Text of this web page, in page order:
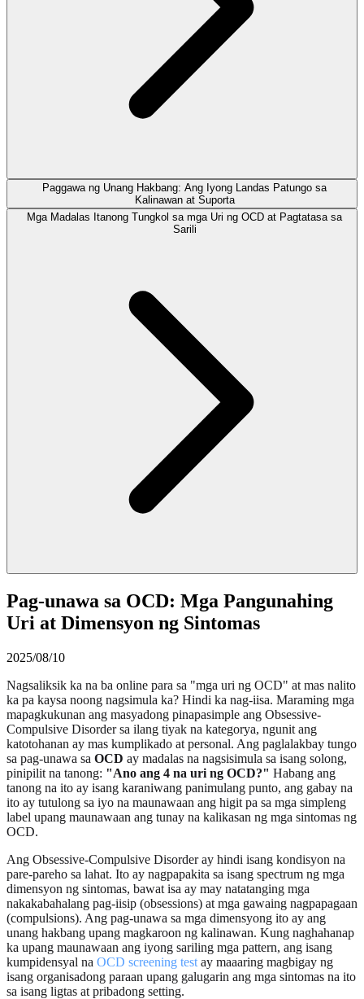
Paggawa ng Unang Hakbang: Ang Iyong Landas Patungo sa
Kalinawan at Suporta
Mga Madalas Itanong Tungkol sa mga Uri ng OCD at Pagtatasa sa
Sarili
Pag-unawa sa OCD: Mga Pangunahing
Uri at Dimensyon ng Sintomas
2025/08/10
Nagsaliksik ka na ba online para sa "mga uri ng OCD" at mas nalito
ka pa kaysa noong nagsimula ka? Hindi ka nag-iisa. Maraming mga
mapagkukunan ang masyadong pinapasimple ang Obsessive-
Compulsive Disorder sa ilang tiyak na kategorya, ngunit ang
katotohanan ay mas kumplikado at personal. Ang paglalakbay tungo
sa pag-unawa sa OCD ay madalas na nagsisimula sa isang solong,
pinipilit na tanong: "Ano ang 4 na uri ng OCD?" Habang ang
tanong na ito ay isang karaniwang panimulang punto, ang gabay na
ito ay tutulong sa iyo na maunawaan ang higit pa sa mga simpleng
label upang maunawaan ang tunay na kalikasan ng mga sintomas ng
OCD.
Ang Obsessive-Compulsive Disorder ay hindi isang kondisyon na
pare-pareho sa lahat. Ito ay nagpapakita sa isang spectrum ng mga
dimensyon ng sintomas, bawat isa ay may natatanging mga
nakakabahalang pag-iisip (obsessions) at mga gawaing nagpapagaan
(compulsions). Ang pag-unawa sa mga dimensyong ito ay ang
unang hakbang upang magkaroon ng kalinawan. Kung naghahanap
ka upang maunawaan ang iyong sariling mga pattern, ang isang
kumpidensyal na OCD screening test ay maaaring magbigay ng
isang organisadong paraan upang galugarin ang mga sintomas na ito
sa isang ligtas at pribadong setting.